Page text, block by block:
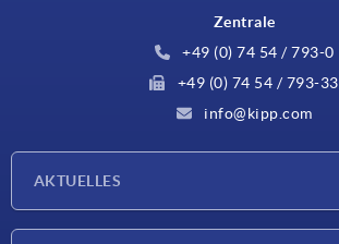
Zentrale
+49 (0) 74 54 / 793-0
+49 (0) 74 54 / 793-33
info@kipp.com
AKTUELLES